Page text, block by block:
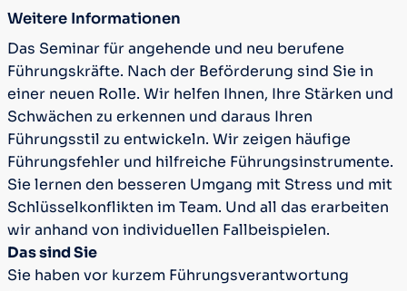
Weitere Informationen
Das Seminar für angehende und neu berufene
Führungskräfte. Nach der Beförderung sind Sie in
einer neuen Rolle. Wir helfen Ihnen, Ihre Stärken und
Schwächen zu erkennen und daraus Ihren
Führungsstil zu entwickeln. Wir zeigen häufige
Führungsfehler und hilfreiche Führungsinstrumente.
Sie lernen den besseren Umgang mit Stress und mit
Schlüsselkonflikten im Team. Und all das erarbeiten
wir anhand von individuellen Fallbeispielen.
Das sind Sie
Sie haben vor kurzem Führungsverantwortung